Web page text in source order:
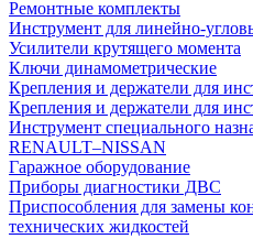
Ремонтные комплекты
Инструмент для линейно-
Усилители крутящего момента
Ключи динамометрические
Крепления и держатели для
Крепления и держатели для
Инструмент специального
RENAULT–NISSAN
Гаражное оборудование
Приборы диагностики ДВС
Приспособления для замены
технических жидкостей